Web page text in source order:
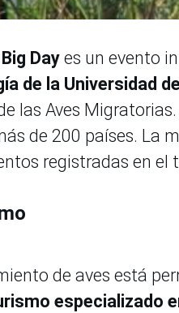
Dayes un evento
de la Universidad de
las Aves
de 200 países. La
registradas en el
de aves está
especializado